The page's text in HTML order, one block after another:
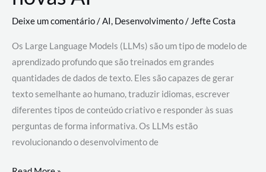
Deixe um comentário/AI, Desenvolvimento/ Jefte Costa
Os Large Language Models (LLMs) são um tipo de modelo de
aprendizado profundo que são treinados em grandes
quantidades de dados de texto. Eles são capazes de gerar
texto semelhante ao humano, traduzir idiomas, escrever
diferentes tipos de conteúdo criativo e responder às suas
perguntas de forma informativa. Os LLMs estão
revolucionando o desenvolvimento de